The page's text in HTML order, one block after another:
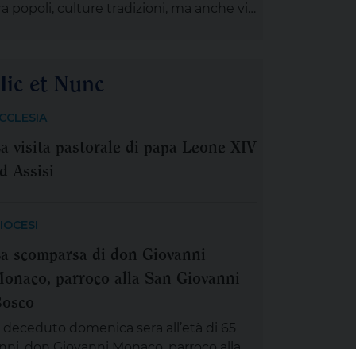
popoli, culture tradizioni, ma anche via
Cattolica intende raccogliere la
segnata dalle divisioni a luogo
e concreto di relazione, […]
et Nunc
visita pastorale di papa Leone XIV
Assisi
scomparsa di don Giovanni
parroco alla San Giovanni
deceduto domenica sera all’età di 65